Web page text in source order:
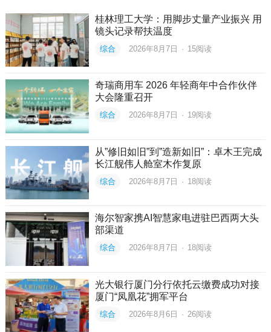
桂林理工大学：用脚步丈量产业振兴 用
镜头记录帮扶温度
综合 2026年8月7日 · 15阅读
奇瑞商用车 2026 年轻商年中合作伙伴
大会隆重召开
综合 2026年8月7日 · 19阅读
从”修旧如旧”到”造新如旧”：卓木王完成
长江舰伟人舱室木作复原
综合 2026年8月7日 · 18阅读
海尔智家携AI智慧家电进驻巴西两大头
部渠道
综合 2026年8月7日 · 18阅读
光大银行厦门分行依托云缴费成功对接
厦门“凤凰花”拥军平台
综合 2026年8月6日 · 26阅读